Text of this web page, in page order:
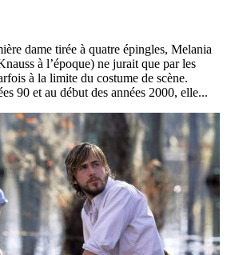
dame tirée à quatre épingles, Melania
à l’époque) ne jurait que par les
à la limite du costume de scène.
90 et au début des années 2000, elle...